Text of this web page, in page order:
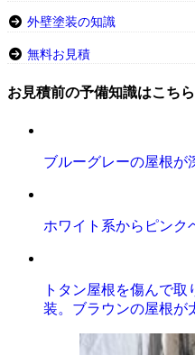
外壁塗装の知識
無料お見積
お見積前の予備知識はこち
ブルーグレーの屋根が
ホワイト系からピンク
トタン屋根を傷んで
装。ブラウンの屋根が